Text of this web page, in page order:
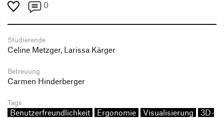
0
Studierende
Celine Metzger, Larissa Kärger
Betreuung
Carmen Hinderberger
Tags
Benutzerfreundlichkeit Ergonomie Visualisierung
3D-